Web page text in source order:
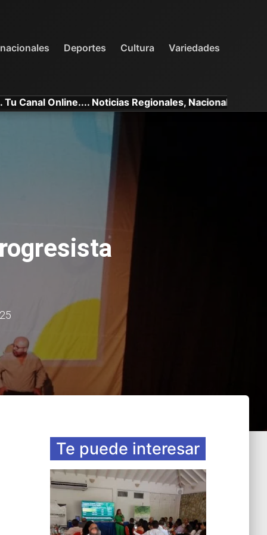
Deportes Cultura Variedades
Noticias Regionales, Nacionales e
Te puede interesar